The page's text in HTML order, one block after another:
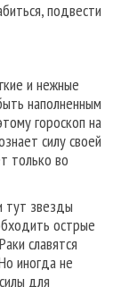
подвести
и нежные
наполненным
гороскоп на
силу своей
только во
тут звезды
острые
славятся
иногда не
для